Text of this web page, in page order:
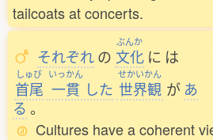
tailcoats at concerts.
それぞれの
ぶんか
文化 に は
しゅび
首尾
いっかん
一貫 した
せかいかん
世界観 が あ
る。
Cultures have a coherent